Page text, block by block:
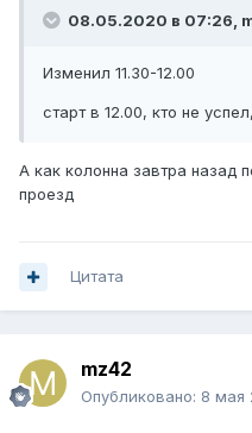
08.05.2020 в 07:26,
Изменил 11.30-12.00
старт в 12.00, кто не
А как колонна завтра назад
проезд
Цитата
mz42
Опубликовано: 8 мая